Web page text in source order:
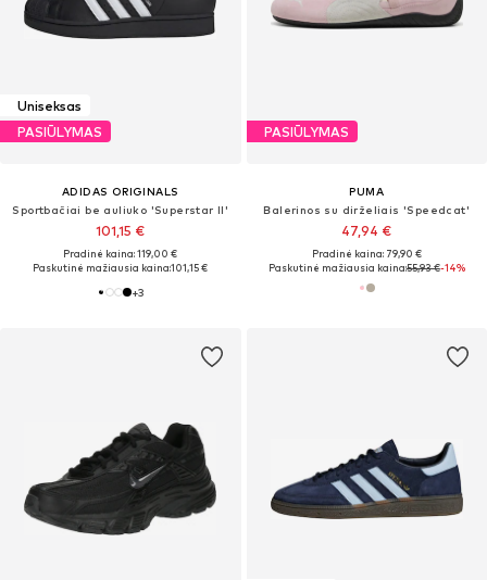
Uniseksas
PASIŪLYMAS
ADIDAS ORIGINALS
Sportbačiai be auliuko 'Superstar II'
101,15 €
Pradinė kaina: 119,00 €
Paskutinė mažiausia kaina:101,15 €
+3
PASIŪLYMAS
PUMA
Balerinos su dirželiais 'Speedcat'
47,94 €
Pradinė kaina: 79,90 €
Paskutinė mažiausia kaina:55,93 €-14%